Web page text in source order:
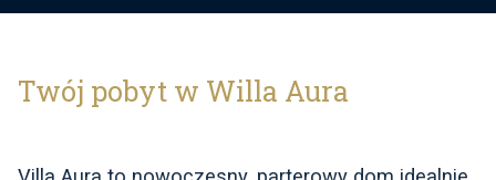
Twój pobyt w Willa Aura